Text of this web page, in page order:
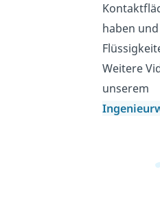
haben
Weitere
unserem